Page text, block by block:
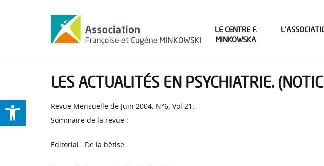
Ouvrir la barre d’outils
LE CENTRE F.
MINKOWSKA
LES ACTUALITÉS EN PSYCHIATRIE.
Revue Mensuelle de Juin 2004. N°6, Vol 21.
Sommaire de la revue :
Editorial : De la bêtise